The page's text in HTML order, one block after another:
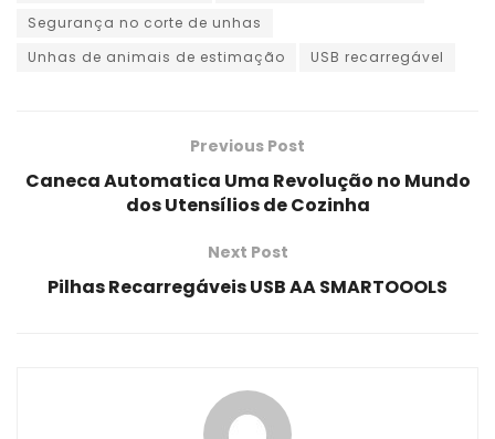
Segurança no corte de unhas
Unhas de animais de estimação
USB recarregável
Previous Post
Caneca Automatica Uma Revolução no Mundo
dos Utensílios de Cozinha
Next Post
Pilhas Recarregáveis USB AA SMARTOOOLS